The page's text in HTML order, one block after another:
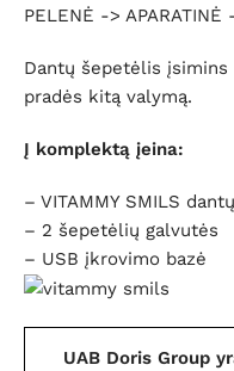
PELENĖ -> APARATINĖ
Dantų šepetėlis
pradės kitą valymą.
Į komplektą įeina:
– VITAMMY SMILS
– 2 šepetėlių galvutės
– USB įkrovimo bazė
UAB Doris Group